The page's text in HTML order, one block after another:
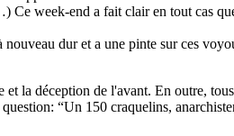
Ce week-end a fait clair en tout cas
dur et a une pinte sur ces
la déception de l'avant. En outre,
“Un 150 craquelins,